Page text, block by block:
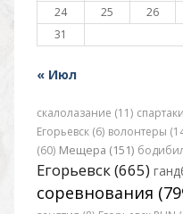
24
25 26
31
« Июл
скалолазание (11)
Егорьевск (6) волонтеры
(60) Мещера (151)
Егорьевск (665)
соревнования